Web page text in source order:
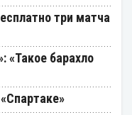
три матча
«Такое барахло